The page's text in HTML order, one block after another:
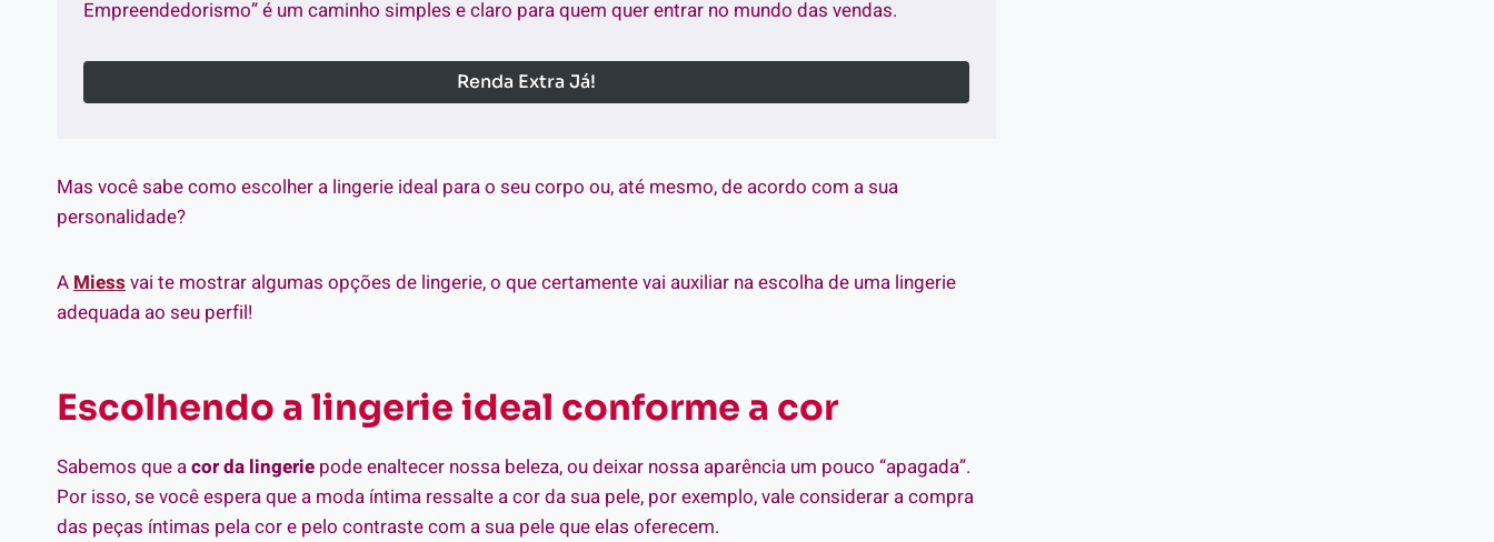
Empreendedorismo” é um caminho simples e claro para quem quer entrar no mundo das vendas.
Renda Extra Já!
Mas você sabe como escolher a lingerie ideal para o seu corpo ou, até mesmo, de acordo com a sua
personalidade?
A Miess vai te mostrar algumas opções de lingerie, o que certamente vai auxiliar na escolha de uma lingerie
adequada ao seu perfil!
Escolhendo a lingerie ideal conforme a cor
Sabemos que acor da lingerie pode enaltecer nossa beleza, ou deixar nossa aparência um pouco “apagada”.
Por isso, se você espera que a moda íntima ressalte a cor da sua pele, por exemplo, vale considerar a compra
das peças íntimas pela cor e pelo contraste com a sua pele que elas oferecem.